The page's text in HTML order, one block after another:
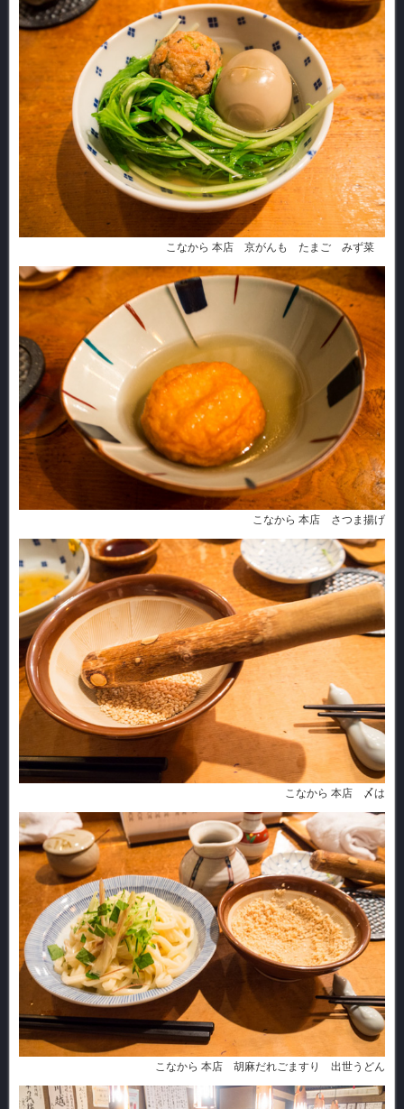
こなから 本店 京がんも たまご みず菜
こなから 本店 さつま揚げ
こなから 本店 〆は
こなから 本店 胡麻だれごますり 出世うどん